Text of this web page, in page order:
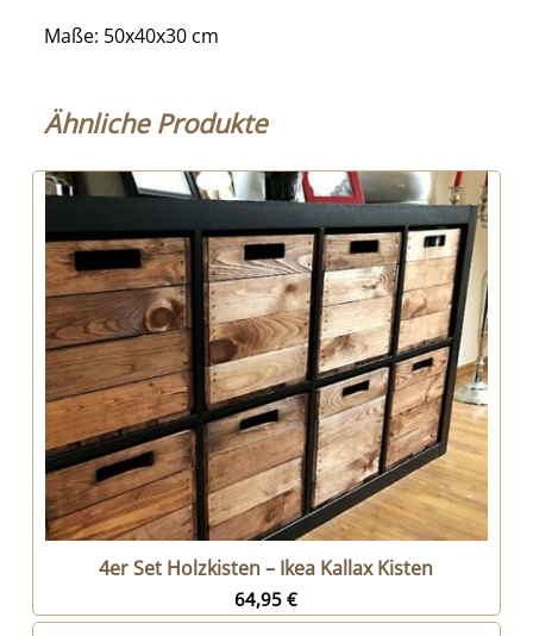
Maße: 50x40x30 cm
Ähnliche Produkte
4er Set Holzkisten – Ikea Kallax Kisten
64,95€